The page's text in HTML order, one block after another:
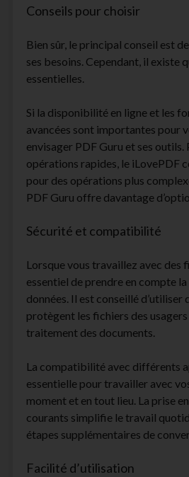
Conseils pour choisir
Bien sûr, le principal conseil est
ses besoins. Cependant, il existe
essentielles.
Si la disponibilité en ligne et les
avancées sont importantes pour
envisager PDF Guru et ses outils.
opérations rapides, le iLovePDF
pour des opérations plus
PDF Guru offre davantage
Sécurité et compatibilité
Lorsque vous travaillez avec des
essentiel de prendre en compte
données. Il est conseillé d’utiliser
protègent les fichiers des
traitement des documents.
La compatibilité avec différents
essentielle pour travailler avec
moment et en tout lieu. La prise
courants simplifie le travail
étapes supplémentaires de
Facilité d’utilisation